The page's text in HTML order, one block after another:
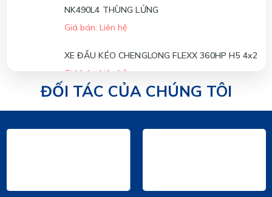
NK490L4 THÙNG LỬNG
Giá bán: Liên hệ
XE ĐẦU KÉO CHENGLONG FLEXX 360HP H5 4x2
Giá bán: Liên hệ
XE ĐẦU KÉO CHENGLONG FLEXX 310HP H5 4x2
XE ĐẦU KÉO CHENGLONG H7 385HP POWER -
ĐỐI TÁC CỦA CHÚNG TÔI